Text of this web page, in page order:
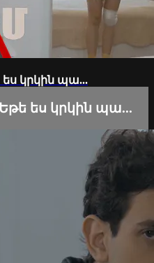
ես կրկին պա...
Եթե ես կրկին պա...